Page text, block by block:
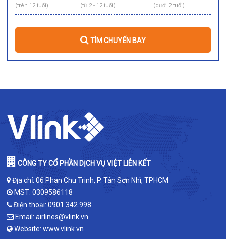
(trên 12 tuổi) (từ 2 - 12 tuổi) (dưới 2 tuổi)
TÌM CHUYẾN BAY
CÔNG TY CỔ PHẦN DỊCH VỤ VIỆT LIÊN KẾT
Địa chỉ: 06 Phan Chu Trinh, P. Tân Sơn Nhì, TPHCM
MST: 0309586118
Điện thoại:0901.342.998
Email:airlines@vlink.vn
Website:www.vlink.vn